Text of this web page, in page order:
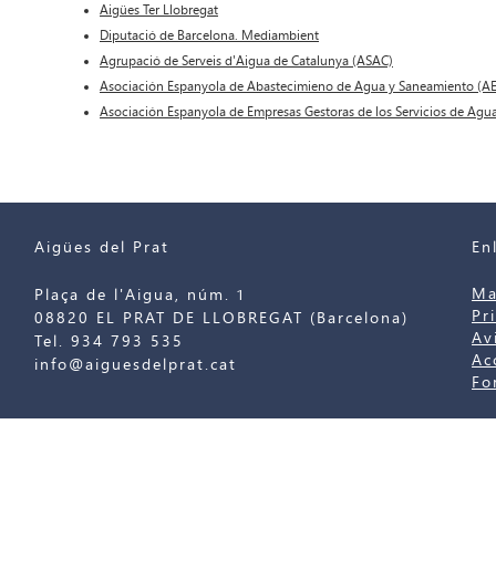
Aigües Ter Llobregat
Diputació de Barcelona. Mediambient
Agrupació de Serveis d'Aigua de Catalunya (ASAC)
Asociación Espanyola de Abastecimieno de Agua y Saneamiento
Asociación Espanyola de Empresas Gestoras de los Servicios de
Aigües del Prat
Plaça de l'Aigua, núm. 1
08820 EL PRAT DE LLOBREGAT (Barcelona)
Tel. 934 793 535
info@aiguesdelprat.cat